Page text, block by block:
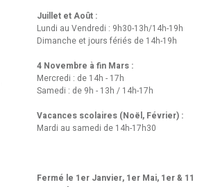
Juillet et Août :
Lundi au Vendredi : 9h30-13h/14h-19h
Dimanche et jours fériés de 14h-19h
4 Novembre à fin Mars :
Mercredi : de 14h - 17h
Samedi : de 9h - 13h / 14h-17h
Vacances scolaires (Noël, Février) :
Mardi au samedi de 14h-17h30
Fermé le 1er Janvier, 1er Mai, 1er & 11